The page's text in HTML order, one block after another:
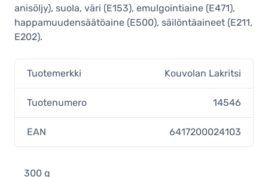
anisöljy), suola, väri (E153), emulgointiaine (E471),
happamuudensäätöaine (E500), säilöntäaineet (E211,
E202).
Tuotemerkki Kouvolan Lakritsi
Tuotenumero 14546
EAN 6417200024103
300 g